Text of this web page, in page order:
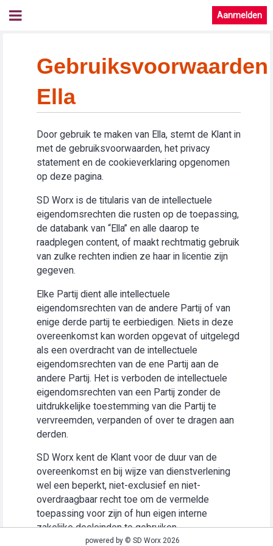
Aanmelden
Gebruiksvoorwaarden
Ella
Door gebruik te maken van Ella, stemt de Klant in
met de gebruiksvoorwaarden, het privacy
statement en de cookieverklaring opgenomen
op deze pagina.
SD Worx is de titularis van de intellectuele
eigendomsrechten die rusten op de toepassing,
de databank van “Ella” en alle daarop te
raadplegen content, of maakt rechtmatig gebruik
van zulke rechten indien ze haar in licentie zijn
gegeven.
Elke Partij dient alle intellectuele
eigendomsrechten van de andere Partij of van
enige derde partij te eerbiedigen. Niets in deze
overeenkomst kan worden opgevat of uitgelegd
als een overdracht van de intellectuele
eigendomsrechten van de ene Partij aan de
andere Partij. Het is verboden de intellectuele
eigendomsrechten van een Partij zonder de
uitdrukkelijke toestemming van die Partij te
vervreemden, verpanden of over te dragen aan
derden.
SD Worx kent de Klant voor de duur van de
overeenkomst en bij wijze van dienstverlening
wel een beperkt, niet-exclusief en niet-
overdraagbaar recht toe om de vermelde
toepassing voor zijn of hun eigen interne
zakelijke doeleinden te gebruiken
(“Gebruiksrecht”).powered by © SD Worx 2026